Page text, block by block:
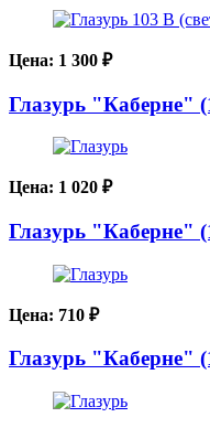
Цена: 1 300 ₽
Глазурь "Каберне"
Цена: 1 020 ₽
Глазурь "Каберне"
Цена: 710 ₽
Глазурь "Каберне"